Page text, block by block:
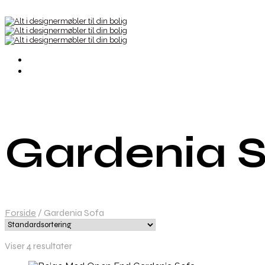
Gardenia
Forside / Gardenia Sofa
Viser 4 resultater